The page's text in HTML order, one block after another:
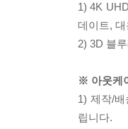
1) 4K
데이트,
2) 3D 블
※ 아웃케
1) 제작/
립니다.